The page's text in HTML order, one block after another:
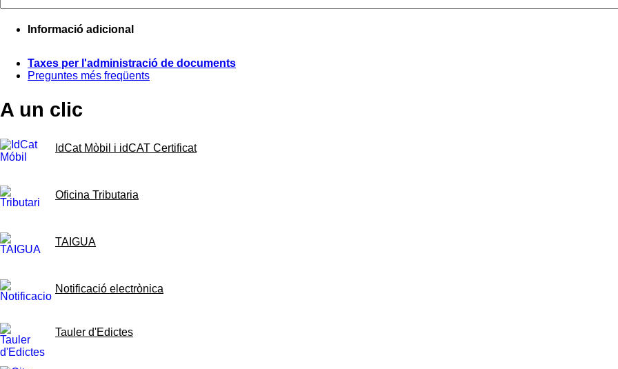
Informació adicional
Taxes per l'administració de documents
Preguntes més freqüents
A un clic
IdCat Mòbil i idCAT Certificat
Oficina Tributaria
TAIGUA
Notificació electrònica
Tauler d'Edictes